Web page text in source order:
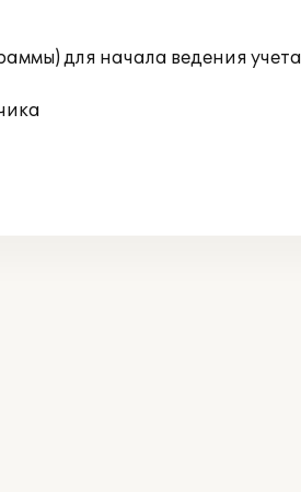
для начала ведения учета